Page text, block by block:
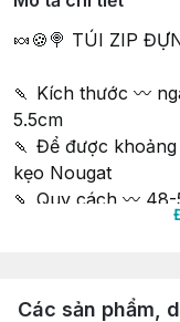
🍬🍪🍭 TÚI ZIP
🍡 Kích thước 〰
5.5cm
🍡 Để được
kẹo Nougat
🍡 Quy cách 〰
xin phép miễn bù
🔰 Shop 𝐍𝐈𝐄̂̀𝐌 𝐕𝐔𝐈
Các sản phẩm,